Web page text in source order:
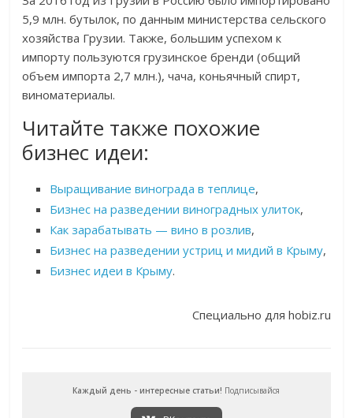
5,9 млн. бутылок, по данным министерства сельского
хозяйства Грузии. Также, большим успехом к
импорту пользуются грузинское бренди (общий
объем импорта 2,7 млн.), чача, коньячный спирт,
виноматериалы.
Читайте также похожие
бизнес идеи:
Выращивание винограда в теплице,
Бизнес на разведении виноградных улиток,
Как зарабатывать — вино в розлив,
Бизнес на разведении устриц и мидий в Крыму,
Бизнес идеи в Крыму.
Специально для hobiz.ru
Каждый день - интересные статьи! Подписывайся